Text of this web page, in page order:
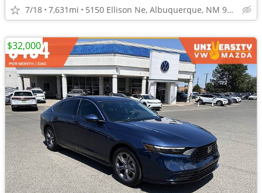
7/18 7,631mi 5150 Ellison Ne, Albuquerque, NM 97109
$32,000